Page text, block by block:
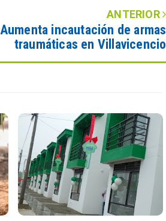
ANTERIOR
Aumenta incautación de armas
traumáticas en Villavicencio